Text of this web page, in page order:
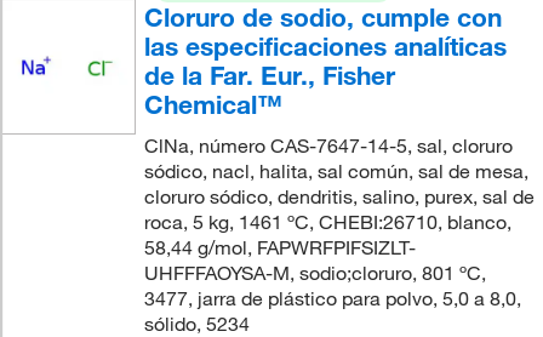
Cloruro de sodio, cumple con
las especificaciones analíticas
de la Far. Eur., Fisher
Chemical™
ClNa, número CAS-7647-14-5, sal, cloruro
sódico, nacl, halita, sal común, sal de mesa,
cloruro sódico, dendritis, salino, purex, sal de
roca, 5 kg, 1461 ºC, CHEBI:26710, blanco,
58,44 g/mol, FAPWRFPIFSIZLT-
UHFFFAOYSA-M, sodio;cloruro, 801 ºC,
3477, jarra de plástico para polvo, 5,0 a 8,0,
sólido, 5234